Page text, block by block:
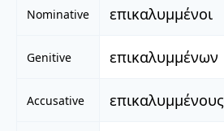
Nominative επικαλυμμένοι
Genitive επικαλυμμένων
Accusative επικαλυμμένους